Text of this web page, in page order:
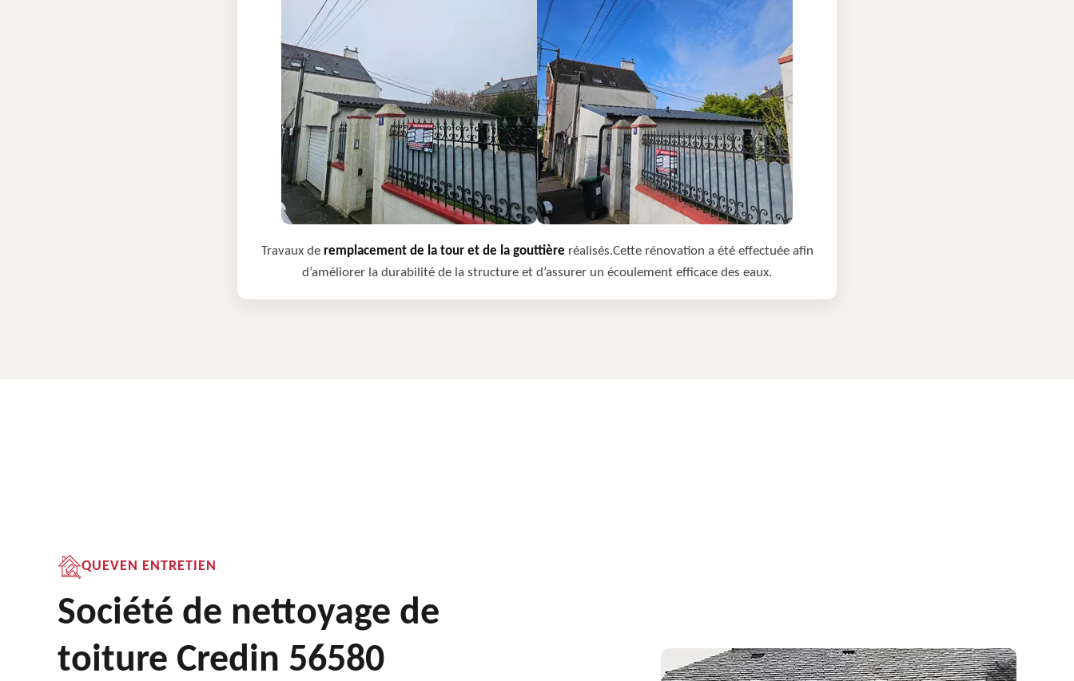
Travaux de remplacement de la tour et de la gouttière réalisés.Cette rénovation a été effectuée afin
d’améliorer la durabilité de la structure et d’assurer un écoulement efficace des eaux.
QUEVEN ENTRETIEN
Société de nettoyage de
toiture Credin 56580